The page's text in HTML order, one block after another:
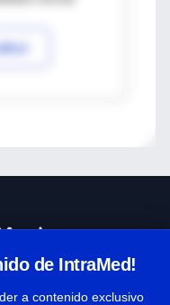
de IntraMed!
a contenido exclusivo